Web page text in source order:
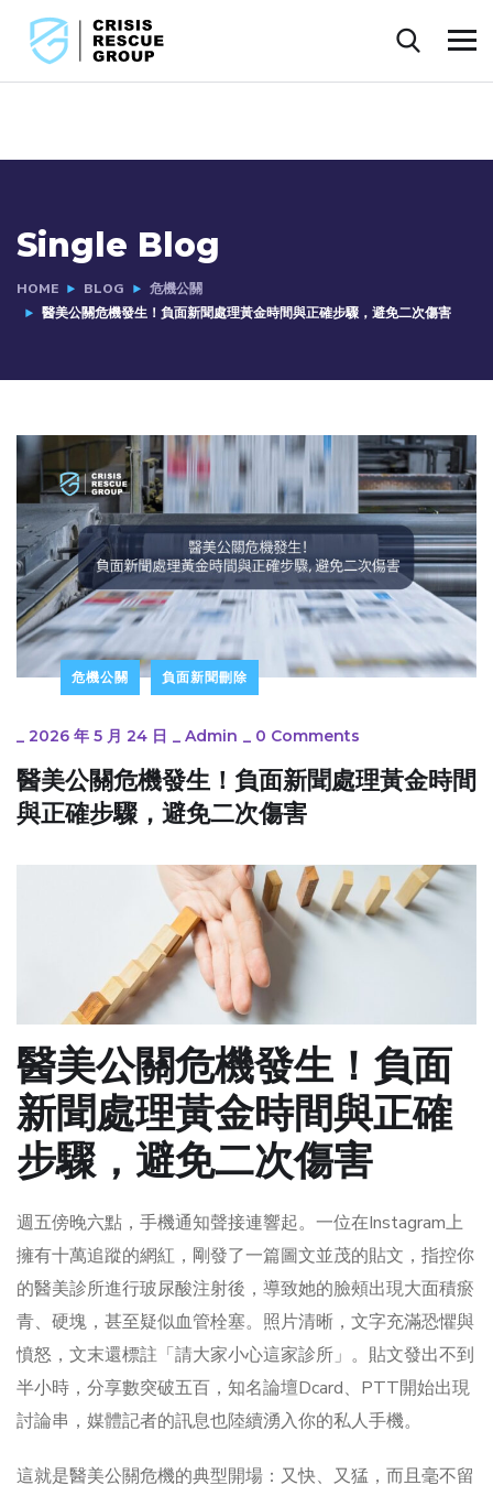
Single Blog
HOME BLOG
危機公關
醫美公關危機發生！負面新聞處理黃金時間與正確步驟，避免二次傷害
危機公關 負面新聞刪除
_ 2026 年 5 月 24 日 _ Admin _ 0 Comments
醫美公關危機發生！負面新聞處理黃金時間
與正確步驟，避免二次傷害
醫美公關危機發生！負面
新聞處理黃金時間與正確
步驟，避免二次傷害
週五傍晚六點，手機通知聲接連響起。一位在Instagram上
擁有十萬追蹤的網紅，剛發了一篇圖文並茂的貼文，指控你
的醫美診所進行玻尿酸注射後，導致她的臉頰出現大面積瘀
青、硬塊，甚至疑似血管栓塞。照片清晰，文字充滿恐懼與
憤怒，文末還標註「請大家小心這家診所」。貼文發出不到
半小時，分享數突破五百，知名論壇Dcard、PTT開始出現
討論串，媒體記者的訊息也陸續湧入你的私人手機。
這就是醫美公關危機的典型開場：又快、又猛，而且毫不留